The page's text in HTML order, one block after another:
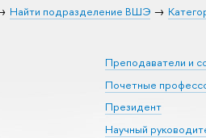
Найти подразделение ВШЭ
Преподаватели и
Почетные
Президент
Научный